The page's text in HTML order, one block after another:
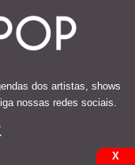
dos artistas, shows
nossas redes sociais.
X